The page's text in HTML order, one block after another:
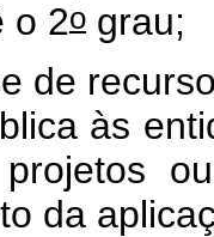
o 2o grau;
de
às
da